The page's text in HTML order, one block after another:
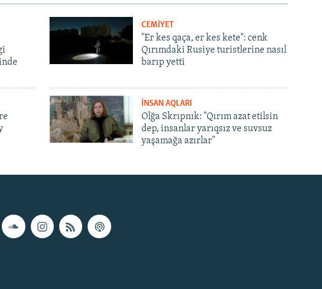
CEMİYET
"Er kes qaça, er kes kete": cenk
Qırımdaki Rusiye turistlerine nasıl
barıp yetti
İNSAN AQLARI
Olğa Skrıpnık: "Qırım azat etilsin
dep, insanlar yarıqsız ve suvsuz
yaşamağa azırlar"